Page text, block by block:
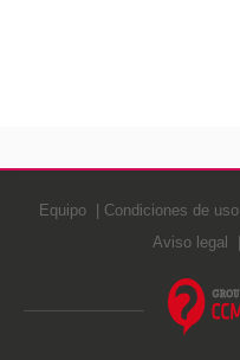
Equipo Condiciones de uso
Aviso legal